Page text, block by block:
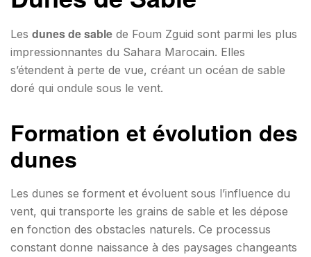
Les dunes de sable de Foum Zguid sont parmi les plus
impressionnantes du Sahara Marocain. Elles
s’étendent à perte de vue, créant un océan de sable
doré qui ondule sous le vent.
Formation et évolution des
dunes
Les dunes se forment et évoluent sous l’influence du
vent, qui transporte les grains de sable et les dépose
en fonction des obstacles naturels. Ce processus
constant donne naissance à des paysages changeants